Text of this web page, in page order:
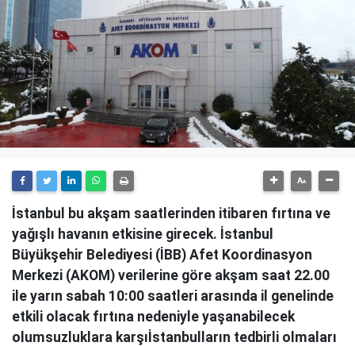
İstanbul bu akşam saatlerinden itibaren fırtına ve
yağışlı havanın etkisine girecek. İstanbul
Büyükşehir Belediyesi (İBB) Afet Koordinasyon
Merkezi (AKOM) verilerine göre akşam saat 22.00
ile yarın sabah 10:00 saatleri arasında il genelinde
etkili olacak fırtına nedeniyle yaşanabilecek
olumsuzluklara karşıİstanbulların tedbirli olmaları